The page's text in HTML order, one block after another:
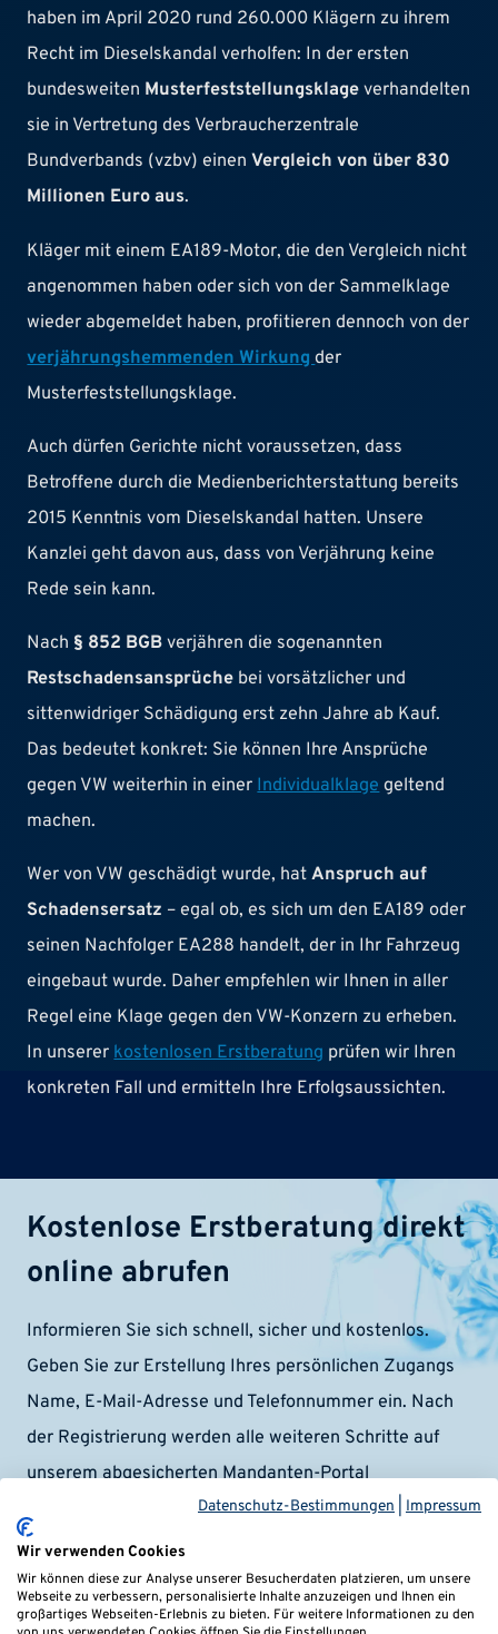
haben im April 2020 rund 260.000 Klägern zu ihrem
Recht im Dieselskandal verholfen: In der ersten
bundesweiten Musterfeststellungsklage verhandelten
sie in Vertretung des Verbraucherzentrale
Bundverbands (vzbv) einenVergleich von über 830
Millionen Euro aus.
Kläger mit einem EA189-Motor, die den Vergleich nicht
angenommen haben oder sich von der Sammelklage
wieder abgemeldet haben, profitieren dennoch von der
verjährungshemmenden Wirkungder
Musterfeststellungsklage.
Auch dürfen Gerichte nicht voraussetzen, dass
Betroffene durch die Medienberichterstattung bereits
2015 Kenntnis vom Dieselskandal hatten. Unsere
Kanzlei geht davon aus, dass von Verjährung keine
Rede sein kann.
Nach § 852 BGB verjähren die sogenannten
Restschadensansprüche bei vorsätzlicher und
sittenwidriger Schädigung erst zehn Jahre ab Kauf.
Das bedeutet konkret: Sie können Ihre Ansprüche
gegen VW weiterhin in einerIndividualklagegeltend
machen.
Wer von VW geschädigt wurde, hatAnspruch auf
Schadensersatz – egal ob, es sich um den EA189 oder
seinen Nachfolger EA288 handelt, der in Ihr Fahrzeug
eingebaut wurde. Daher empfehlen wir Ihnen in aller
Regel eine Klage gegen den VW-Konzern zu erheben.
In unsererkostenlosen Erstberatung prüfen wir Ihren
konkreten Fall und ermitteln Ihre Erfolgsaussichten.
Kostenlose Erstberatung direkt
online abrufen
Informieren Sie sich schnell, sicher und kostenlos.
Geben Sie zur Erstellung Ihres persönlichen Zugangs
Name, E-Mail-Adresse und Telefonnummer ein. Nach
der Registrierung werden alle weiteren Schritte auf
unserem abgesicherten Mandanten-Portal
Datenschutz-Bestimmungen Impressum
Wir verwenden Cookies
Wir können diese zur Analyse unserer Besucherdaten platzieren, um unsere
Webseite zu verbessern, personalisierte Inhalte anzuzeigen und Ihnen ein
großartiges Webseiten-Erlebnis zu bieten. Für weitere Informationen zu den